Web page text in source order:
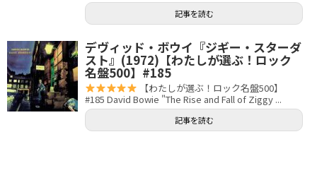
記事を読む
デヴィッド・ボウイ『ジギー・スターダ
スト』(1972)【わたしが選ぶ！ロック
名盤500】#185
【わたしが選ぶ！ロック名盤500】
#185 David Bowie "The Rise and Fall of Ziggy ...
記事を読む